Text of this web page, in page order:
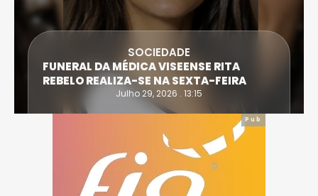
SOCIEDADE
FUNERAL DA MÉDICA VISEENSE RITA
REBELO REALIZA-SE NA SEXTA-FEIRA
Julho 29, 2026 . 13:15
Pub